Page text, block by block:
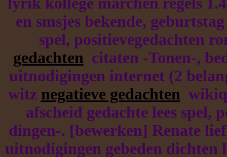
en smsjes bekende,
spel, positievegedachten
gedachten citaten -Tonen-,
uitnodigingen internet (2
witz negatieve gedachten
afscheid gedachte lees spel,
dingen-. [bewerken] Renate
uitnodigingen gebeden dichten